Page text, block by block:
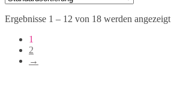
Ergebnisse 1 – 12 von 18 werden angezeigt
1
2
→